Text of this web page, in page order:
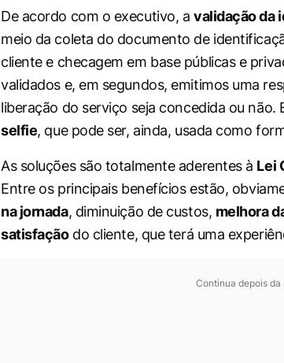
De acordo com o executivo, a validação da
meio da coleta do documento de
cliente e checagem em base públicas e
validados e, em segundos, emitimos uma
liberação do serviço seja concedida ou não.
selfie, que pode ser, ainda, usada como
As soluções são totalmente aderentes à Lei
Entre os principais benefícios estão,
na jornada, diminuição de custos, melhora
satisfaçãodo cliente, que terá uma
Continua depois